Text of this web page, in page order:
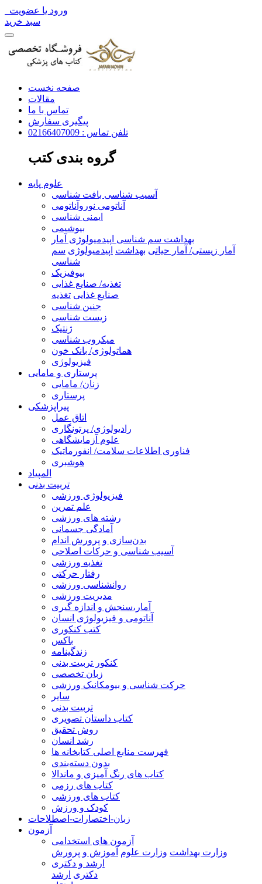
ورود یا عضویت
سبد خرید
صفحه نخست
مقالات
تماس با ما
پیگیری سفارش
تلفن تماس : 02166407009
گروه بندی کتب
علوم پایه
آسیب شناسی بافت شناسی
آناتومی نوروآناتومی
ایمنی شناسی
بیوشیمی
بهداشت سم شناسی اپیدمیولوژی آمار
آمار زیستی/ آمار حیاتی بهداشت اپیدمیولوژی سم
شناسی
بیوفیزیک
تغذیه/ صنایع غذایی
صنایع غذایی تغذیه
جنین شناسی
زیست شناسی
ژنتیک
میکروب شناسی
هماتولوژی/ بانک خون
فیزیولوژی
پرستاری و مامایی
زنان/ مامایی
پرستاری
پیراپزشکی
اتاق عمل
رادیولوژی/ پرتونگاری
علوم آزمایشگاهی
فناوری اطلاعات سلامت/ انفورماتیک
هوشبری
المپیاد
تربیت بدنی
فیزیولوژی ورزشی
علم تمرین
رشته های ورزشی
آمادگی جسمانی
بدن‌سازی و پرورش اندام
آسیب شناسی و حرکات اصلاحی
تغذیه ورزشی
رفتار حرکتی
روانشناسی ورزشی
مدیریت ورزشی
آمار،سنجش و اندازه گیری
آناتومی و فیزیولوژی انسان
کتب کنکوری
باکس
زندگینامه
کنکور تربیت بدنی
زبان تخصصی
حرکت شناسی و بیومکانیک ورزشی
سایر
تربیت بدنی
کتاب داستان تصویری
روش تحقیق
رشد انسان
فهرست منابع اصلی کتابخانه ها
بدون دسته‌بندی
کتاب های رنگ آمیزی و ماندالا
کتاب های رزمی
کتاب های ورزشی
کودک و ورزش
زبان-اختصارات-اصطلاحات
آزمون
آزمون های استخدامی
وزارت بهداشت وزارت علوم آموزش و پرورش
ارشد و دکتری
دکتری ارشد